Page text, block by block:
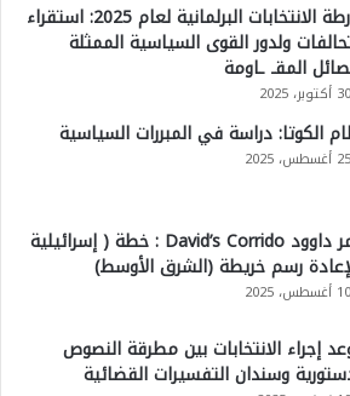
خارطة الانتخابات البرلمانية لعام 2025: استقراء
ولدور القوى السياسية الممثلة
المقـ ـاومة
30 أكتوبر، 2025
الكوتا: دراسة في المبررات السياسية
25 أغسطس، 2025
ممر داوود David’s Corrido : خطة ( إسرائيلية
رسم خريطة (الشرق الأوسط)
10 أغسطس، 2025
إجراء الانتخابات بين مطرقة النصوص
وسندان التفسيرات القضائية